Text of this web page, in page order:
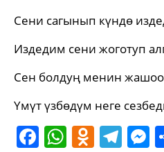
Сени сагынып күндө
Издедим сени жоготуп
Сен болдуң менин
Үмүт үзбөдүм неге
Facebook